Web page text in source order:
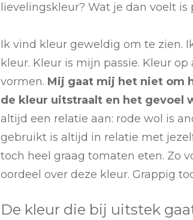
lievelingskleur? Wat je dan voelt is
Ik vind kleur geweldig om te zien.
kleur. Kleur is mijn passie. Kleur
vormen. Mij gaat mij het niet om
de kleur uitstraalt en het gevoel
altijd een relatie aan: rode wol is
gebruikt is altijd in relatie met
toch heel graag tomaten eten. Zo
oordeel over deze kleur. Grappig
De kleur die bij uitstek